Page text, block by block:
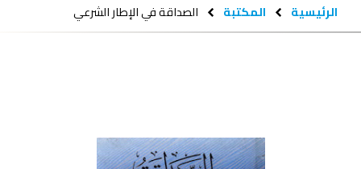
الرئيسية المكتبة الصداقة في الإطار الشرعي